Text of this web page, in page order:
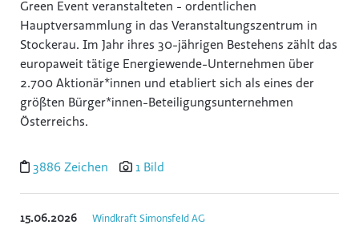
Reiters Reserve
Schultz Gruppe
TVB Ferienregion Fügen-Kaltenbach im Zillertal
TYROLIT
SWACRIT systems
(f)acts p8 digital
Tiroler Gebietskrankenkasse
IWO - Institut für Wärme und Öltechnik
Green Event veranstalteten - ordentlichen
Hauptversammlung in das Veranstaltungszentrum in
Stockerau. Im Jahr ihres 30-jährigen Bestehens zählt das
europaweit tätige Energiewende-Unternehmen über
2.700 Aktionär*innen und etabliert sich als eines der
größten Bürger*innen-Beteiligungsunternehmen
Österreichs.
3886 Zeichen 1 Bild
15.06.2026 Windkraft Simonsfeld AG